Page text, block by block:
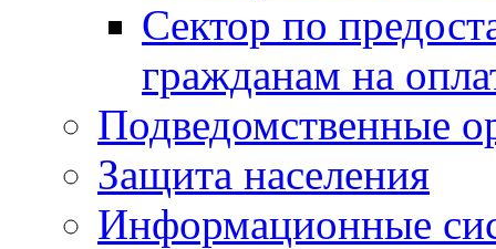
Сектор по
гражданам на
Подведомственные
Защита населения
Информационные